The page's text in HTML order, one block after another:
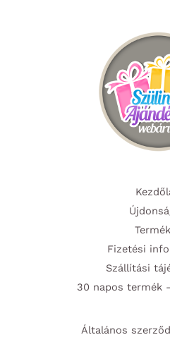
ki
Fizetési
Szállítási
30 napos termék
Általános